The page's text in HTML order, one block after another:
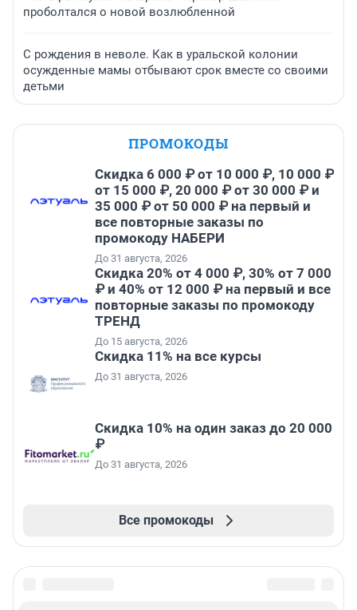
проболтался о новой возлюбленной
С рождения в неволе. Как в уральской колонии
осужденные мамы отбывают срок вместе со своими
детьми
ПРОМОКОДЫ
Скидка 6 000 ₽ от 10 000 ₽, 10 000 ₽
от 15 000 ₽, 20 000 ₽ от 30 000 ₽ и
35 000 ₽ от 50 000 ₽ на первый и
все повторные заказы по
промокоду НАБЕРИ
До 31 августа, 2026
Скидка 20% от 4 000 ₽, 30% от 7 000
₽ и 40% от 12 000 ₽ на первый и все
повторные заказы по промокоду
ТРЕНД
До 15 августа, 2026
Скидка 11% на все курсы
До 31 августа, 2026
Скидка 10% на один заказ до 20 000
₽
До 31 августа, 2026
Все промокоды